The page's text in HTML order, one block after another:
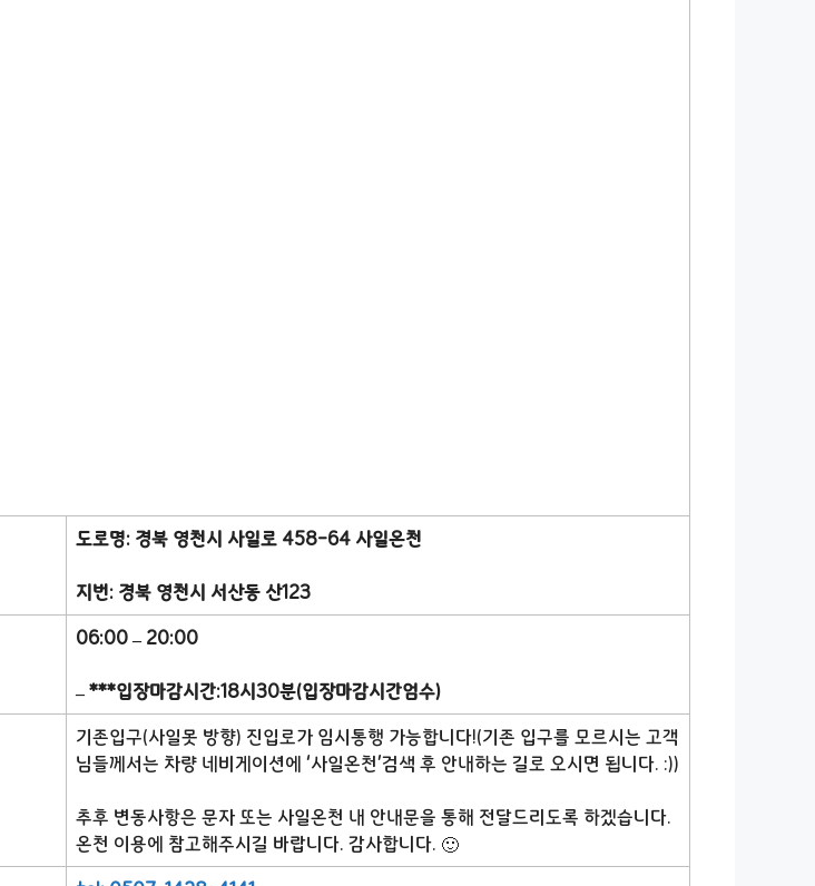
도로명: 경북 영천시 사일로 458-64 사일온천
지번: 경북 영천시 서산동 산123
06:00 – 20:00
– ***입장마감시간:18시30분(입장마감시간엄수)
기존입구(사일못 방향) 진입로가 임시통행 가능합니다!(기존 입구를 모르시는 고객
님들께서는 차량 네비게이션에 ‘사일온천’검색 후 안내하는 길로 오시면 됩니다. :))
추후 변동사항은 문자 또는 사일온천 내 안내문을 통해 전달드리도록 하겠습니다.
온천 이용에 참고해주시길 바랍니다. 감사합니다. 🙂